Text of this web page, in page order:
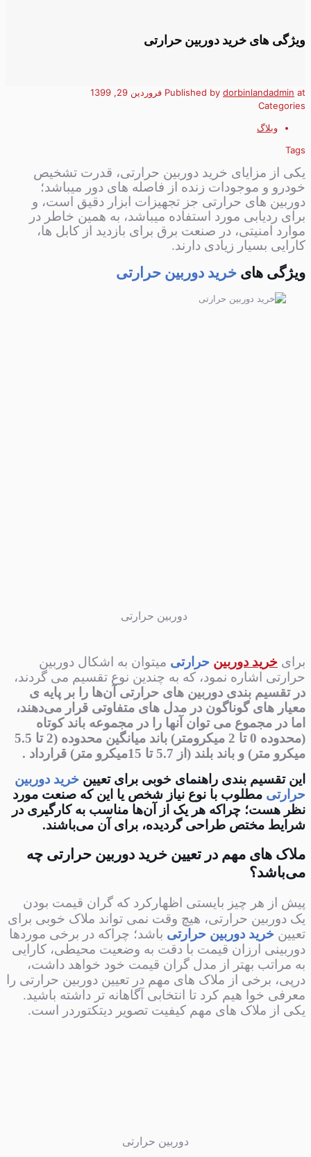
ویژگی های خرید دوربین حرارتی
Published by dorbinlandadmin at
فروردین 29, 1399
Categories
وبلاگ
Tags
یکی از مزایای خرید دوربین حرارتی، قدرت تشخیص
خودرو و موجودات زنده از فاصله های دور میباشد؛
دوربین های حرارتی جز تجهیزات ابزار دقیق است، و
برای ردیابی مورد استفاده میباشد، به همین خاطر در
موارد امنیتی، در صنعت برق برای بازدید از کابل ها،
کارایی بسیار زیادی دارند.
ویژگی های خرید دوربین حرارتی
دوربین حرارتی
برای خرید دوربین حرارتی میتوان به اشکال دوربین
حرارتی اشاره نمود، که به چندین نوع تقسیم می گردند،
در تقسیم بندی دوربین های حرارتی آن‌ها‌ را بر پایه ی
معیار های گوناگون در مدل های متفاوتی قرار می‌دهند،
اما در مجموع می توان آنها‌ را در مجموعه باند کوتاه
(محدوده 0 تا 2 میکرومتر) باند میانگین محدوده (2 تا 5.5
میکرو متر) و باند بلند (از 5.7 تا 15میکرو متر) قرارداد .
این تقسیم بندی راهنمای خوبی برای تعیین خرید دوربین
حرارتی مطلوب با نوع نیاز شخص یا این که صنعت مورد
نظر هست؛ چرا‌که هر یک از آن‌ها مناسب به کارگیری در
شرایط مختص طراحی گردیده، برای آن می‌باشند.
ملاک های مهم در تعیین خرید دوربین حرارتی چه
می‌باشد؟
پیش از هر چیز بایستی اظهار‌کرد که گران‌ قیمت بودن
یک دوربین حرارتی، هیچ وقت نمی تواند ملاک خوبی برای
تعیین خرید دوربین حرارتی باشد؛ چرا‌که در برخی موردها
دوربینی ارزان قیمت با دقت به وضعیت محیطی، کارایی
به مراتب بهتر از مدل گران‌ قیمت خود خواهد داشت،
درپی، برخی از ملاک های مهم در تعیین دوربین حرارتی را
معرفی خوا هیم کرد تا انتخابی آگاهانه تر داشته باشید.
یکی از ملاک های مهم کیفیت تصویر دیتکتوردر است.
دوربین حرارتی